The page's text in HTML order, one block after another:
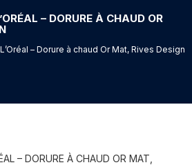
– DORURE À CHAUD OR
– Dorure à chaud Or Mat, Rives Design
– DORURE À CHAUD OR MAT,